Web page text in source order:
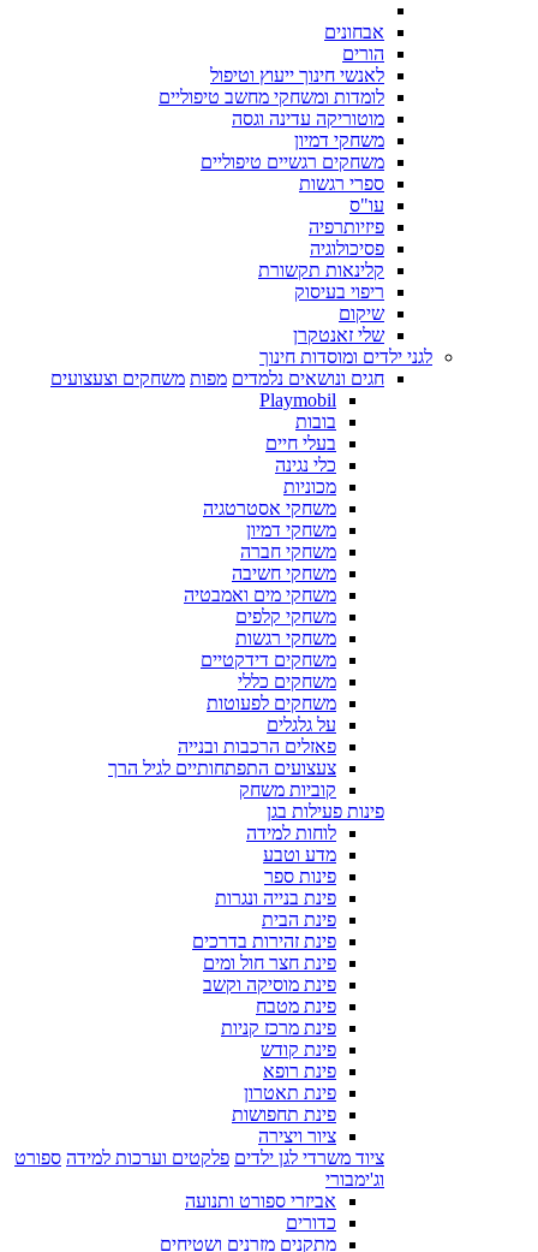
אבחונים
הורים
לאנשי חינוך ייעוץ וטיפול
לומדות ומשחקי מחשב טיפוליים
מוטוריקה עדינה וגסה
משחקי דמיון
משחקים רגשיים טיפוליים
ספרי רגשות
עו"ס
פיזיותרפיה
פסיכולוגיה
קלינאות תקשורת
ריפוי בעיסוק
שיקום
שלי זאנטקרן
לגני ילדים ומוסדות חינוך
חגים ונושאים נלמדים מפות משחקים וצעצועים
Playmobil
בובות
בעלי חיים
כלי נגינה
מכוניות
משחקי אסטרטגיה
משחקי דמיון
משחקי חברה
משחקי חשיבה
משחקי מים ואמבטיה
משחקי קלפים
משחקי רגשות
משחקים דידקטיים
משחקים כללי
משחקים לפעוטות
על גלגלים
פאזלים הרכבות ובנייה
צעצועים התפתחותיים לגיל הרך
קוביות משחק
פינות פעילות בגן
לוחות למידה
מדע וטבע
פינות ספר
פינת בנייה ונגרות
פינת הבית
פינת זהירות בדרכים
פינת חצר חול ומים
פינת מוסיקה וקשב
פינת מטבח
פינת מרכז קניות
פינת קודש
פינת רופא
פינת תאטרון
פינת תחפושות
ציור ויצירה
ציוד משרדי לגן ילדים פלקטים וערכות למידה ספורט
וג'ימבורי
אביזרי ספורט ותנועה
כדורים
מתקנים מזרנים ושטיחים